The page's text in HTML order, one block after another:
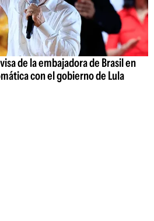
de la embajadora de Brasil en
con el gobierno de Lula